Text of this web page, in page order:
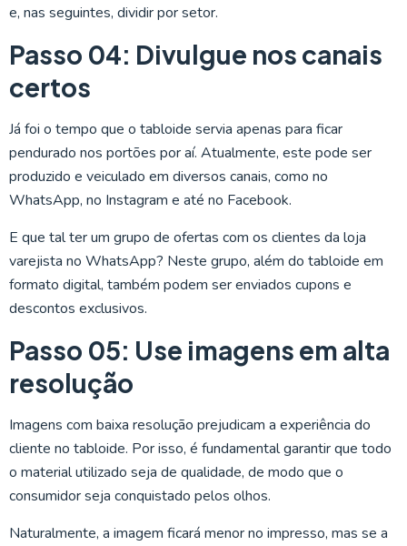
e, nas seguintes, dividir por setor.
Passo 04: Divulgue nos canais
certos
Já foi o tempo que o tabloide servia apenas para ficar
pendurado nos portões por aí. Atualmente, este pode ser
produzido e veiculado em diversos canais, como no
WhatsApp, no Instagram e até no Facebook.
E que tal ter um grupo de ofertas com os clientes da loja
varejista no WhatsApp? Neste grupo, além do tabloide em
formato digital, também podem ser enviados cupons e
descontos exclusivos.
Passo 05: Use imagens em alta
resolução
Imagens com baixa resolução prejudicam a experiência do
cliente no tabloide. Por isso, é fundamental garantir que todo
o material utilizado seja de qualidade, de modo que o
consumidor seja conquistado pelos olhos.
Naturalmente, a imagem ficará menor no impresso, mas se a